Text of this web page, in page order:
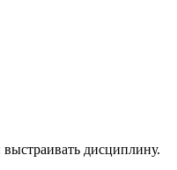
дисциплину.